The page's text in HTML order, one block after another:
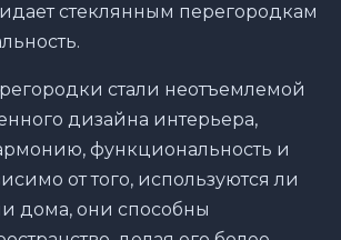
стеклянным перегородкам
стали неотъемлемой
дизайна интерьера,
функциональность и
от того, используются ли
дома, они способны